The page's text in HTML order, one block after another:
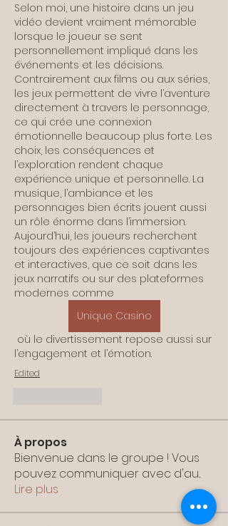
Selon moi, une histoire dans un jeu
vidéo devient vraiment mémorable
lorsque le joueur se sent
personnellement impliqué dans les
événements et les décisions.
Contrairement aux films ou aux séries,
les jeux permettent de vivre l’aventure
directement à travers le personnage,
ce qui crée une connexion
émotionnelle beaucoup plus forte. Les
choix, les conséquences et
l’exploration rendent chaque
expérience unique et personnelle. La
musique, l’ambiance et les
personnages bien écrits jouent aussi
un rôle énorme dans l’immersion.
Aujourd’hui, les joueurs recherchent
toujours des expériences captivantes
et interactives, que ce soit dans les
jeux narratifs ou sur des plateformes
modernes comme
Unique Casino
l’engagement et l’émotion.
Edited
À propos
Bienvenue dans le groupe ! Vous
pouvez communiquer avec d'au...
Lire plus